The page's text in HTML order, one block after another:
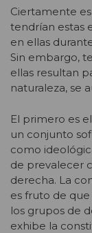
Ciertamente
tendrían estas
en ellas
Sin embargo,
ellas resultan
naturaleza, se
El primero es
un conjunto
como
de prevalecer
derecha. La
es fruto de
los grupos de
exhibe la